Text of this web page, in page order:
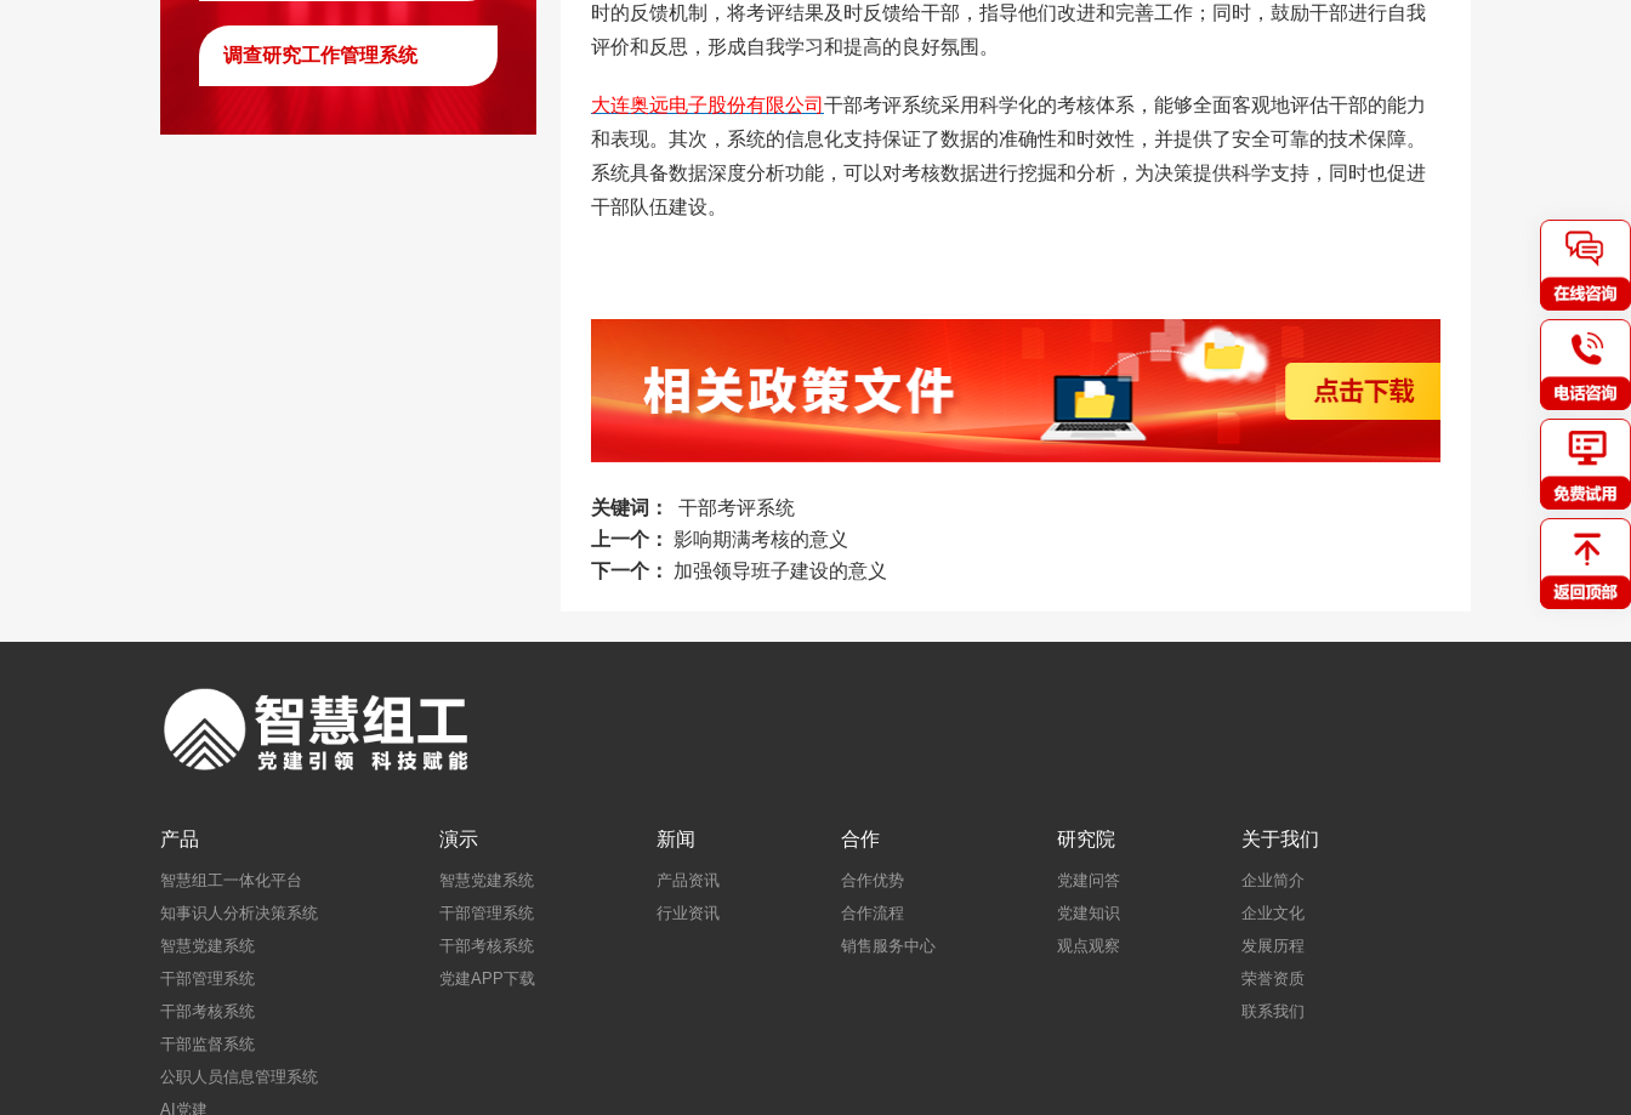
调查研究工作管理系统
时的反馈机制，将考评结果及时反馈给干部，指导他们改进和完善工作；同时，鼓励干部进行自我
评价和反思，形成自我学习和提高的良好氛围。
大连奥远电子股份有限公司 干部考评系统采用科学化的考核体系，能够全面客观地评估干部的能力
和表现。其次，系统的信息化支持保证了数据的准确性和时效性，并提供了安全可靠的技术保障。
系统具备数据深度分析功能，可以对考核数据进行挖掘和分析，为决策提供科学支持，同时也促进
干部队伍建设。
关键词：
干部考评系统
上一个： 影响期满考核的意义
下一个：
加强领导班子建设的意义
产品
智慧组工一体化平台
知事识人分析决策系统
智慧党建系统
干部管理系统
干部考核系统
干部监督系统
公职人员信息管理系统
AI党建
演示
智慧党建系统
干部管理系统
干部考核系统
党建APP下载
新闻
产品资讯
行业资讯
合作
合作优势
合作流程
销售服务中心
研究院
党建问答
党建知识
观点观察
关于我们
企业简介
企业文化
发展历程
荣誉资质
联系我们